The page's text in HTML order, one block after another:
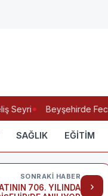
Beyşehirde Feci
SAĞLIK EĞİTİM
›
SONRAKI HABER
706. YILINDA